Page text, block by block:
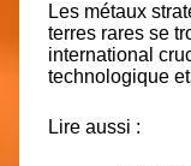
Les métaux
terres rares se
international
technologique
Lire aussi :